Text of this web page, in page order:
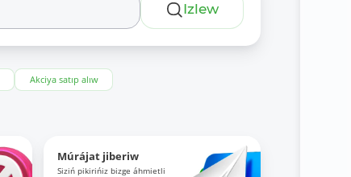
Izlew
Akciya satıp alıw
Múrájat jiberiw
Siziń pikirińiz bizge áhmietli